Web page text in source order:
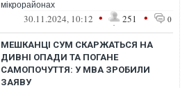
мікрорайонах
30.11.2024, 10:12 • 251 • 0
МЕШКАНЦІ СУМ СКАРЖАТЬСЯ НА
ДИВНІ ОПАДИ ТА ПОГАНЕ
САМОПОЧУТТЯ: У МВА ЗРОБИЛИ
ЗАЯВУ